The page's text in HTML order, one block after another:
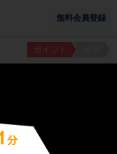
無料会員登録
ポイント